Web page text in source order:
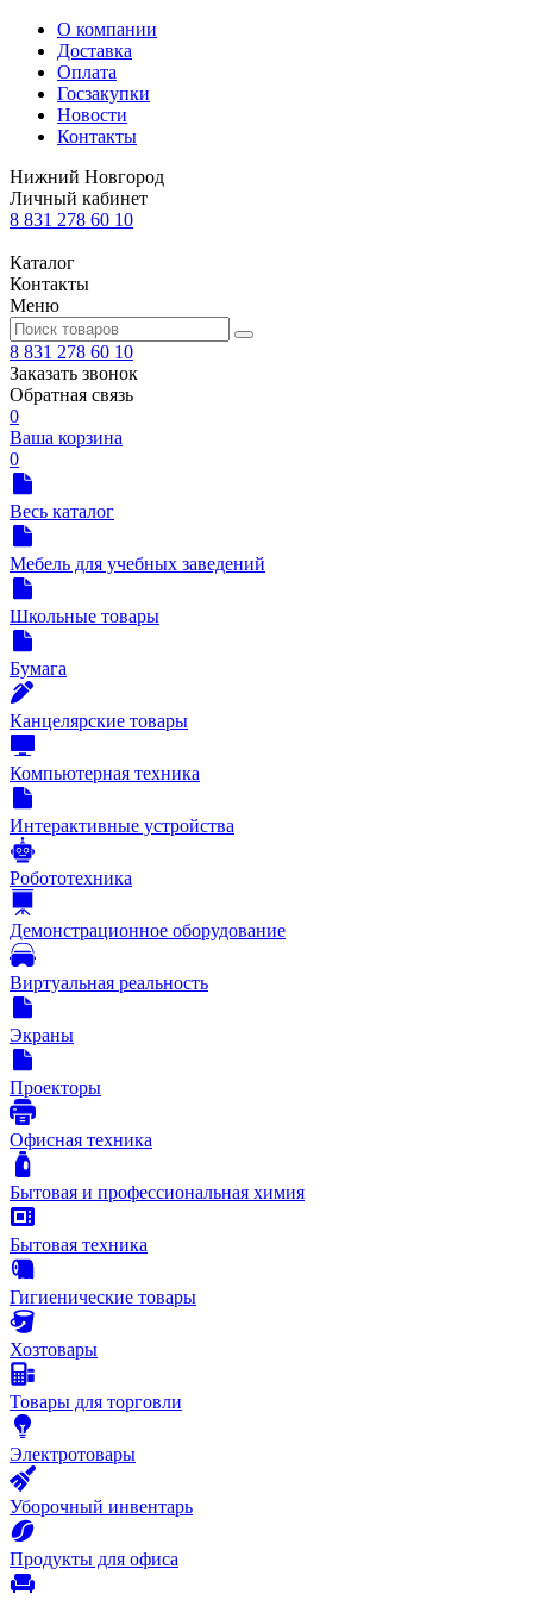
О компании
Доставка
Оплата
Госзакупки
Новости
Контакты
Нижний Новгород
Личный кабинет
8 831 278 60 10
Каталог
Контакты
Меню
8 831 278 60 10
Заказать звонок
Обратная связь
0
Ваша корзина
0
Весь каталог
Мебель для учебных заведений
Школьные товары
Бумага
Канцелярские товары
Компьютерная техника
Интерактивные устройства
Робототехника
Демонстрационное оборудование
Виртуальная реальность
Экраны
Проекторы
Офисная техника
Бытовая и профессиональная химия
Бытовая техника
Гигиенические товары
Хозтовары
Товары для торговли
Электротовары
Уборочный инвентарь
Продукты для офиса